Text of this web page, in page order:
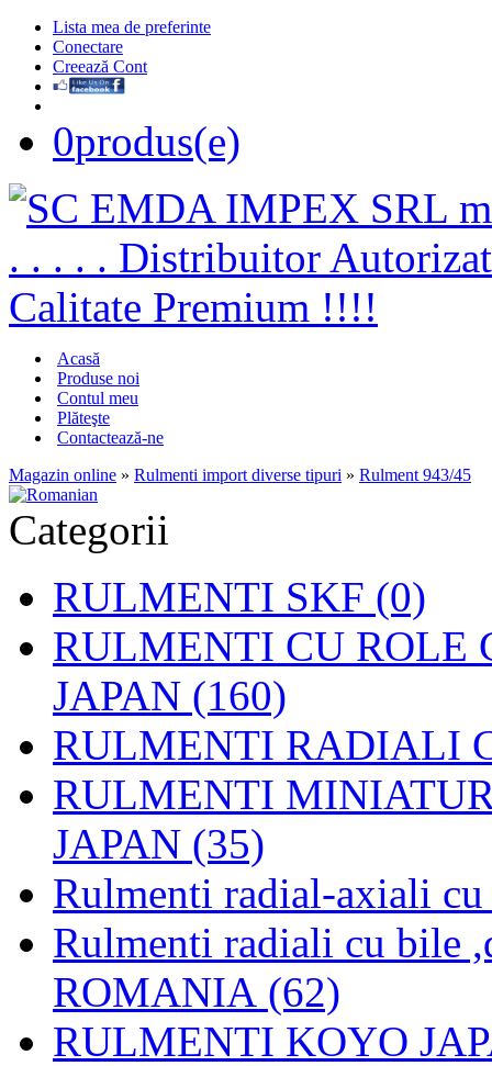
Lista mea de preferinte
Conectare
Creează Cont
0produs(e)
Acasă
Produse noi
Contul meu
Plăteşte
Contactează-ne
Magazin online » Rulmenti import diverse tipuri » Rulment 943/45
Categorii
RULMENTI SKF (0)
RULMENTI CU ROLE
JAPAN (160)
RULMENTI RADIALI
RULMENTI
JAPAN (35)
Rulmenti radial-axiali
Rulmenti radiali cu bile
ROMANIA (62)
RULMENTI KOYO